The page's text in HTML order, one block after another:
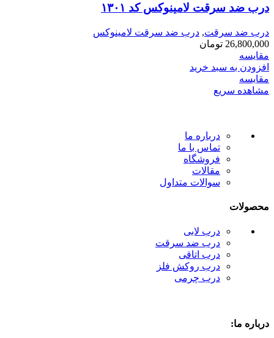
درب ضد سرقت لامینوکس کد ۱۳۰۱
درب ضد سرقت, درب ضد سرقت لامینوکس
26,800,000 تومان
مقایسه
افزودن به سبد خرید
مقایسه
مشاهده سریع
درباره ما
تماس با ما
فروشگاه
مقالات
سوالات متداول
محصولات
درب لابی
درب ضد سرقت
درب اتاقی
درب روکش فلز
درب چرمی
درباره ما: